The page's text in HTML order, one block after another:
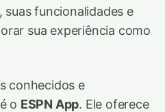
funcionalidades e
sua experiência como
conhecidos e
o ESPN App. Ele oferece